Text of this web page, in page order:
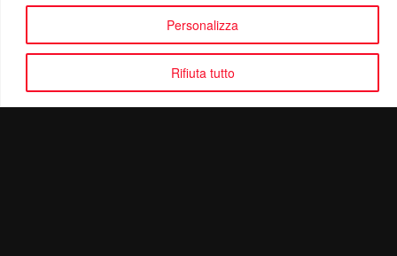
Personalizza
Rifiuta tutto